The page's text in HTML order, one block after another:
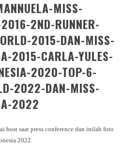
host saat press conference dan inilah foto
2022.